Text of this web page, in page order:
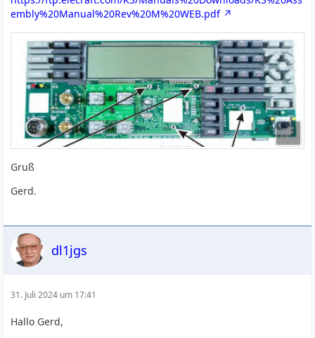
embly%20Manual%20Rev%20M%20WEB.pdf
Gruß
Gerd.
dl1jgs
31. Juli 2024 um 17:41
Hallo Gerd,